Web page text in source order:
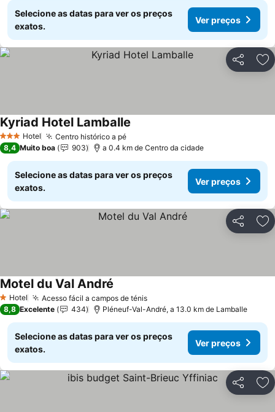
Selecione as datas para ver os preços
exatos.
Ver preços
Partilhar
3 EstrelasHotel Centro histórico a pé
Kyriad Hotel Lamballe
8,4 Muito boa 903 a 0.4 km de Centro da cidade
Selecione as datas para ver os preços
exatos.
Ver preços
Partilhar
1 Estrelas
Hotel Acesso fácil a campos de ténis
Motel du Val André
8,8 Excelente 434 Pléneuf-Val-André, a 13.0 km de Lamballe
Selecione as datas para ver os preços
exatos.
Ver preços
Partilhar